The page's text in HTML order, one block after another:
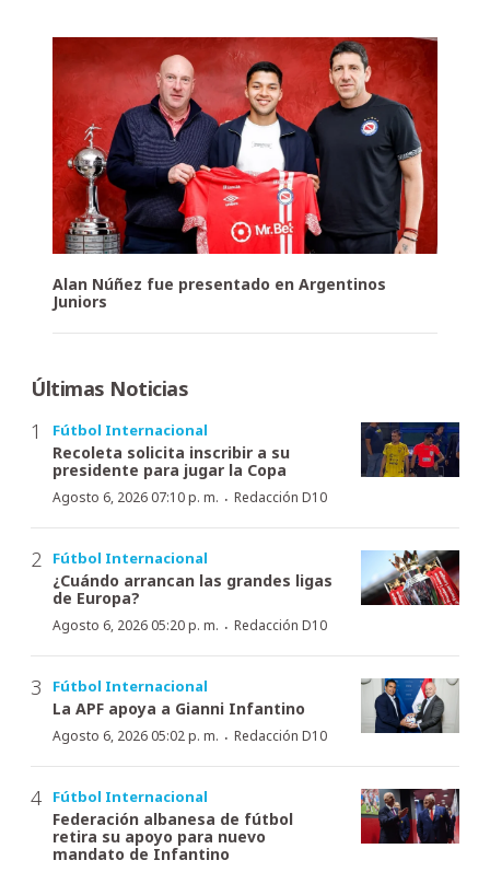
Alan Núñez fue presentado en Argentinos
Juniors
Últimas Noticias
Fútbol Internacional
Recoleta solicita inscribir a su
presidente para jugar la Copa
Agosto 6, 2026 07:10 p. m. · Redacción D10
Fútbol Internacional
¿Cuándo arrancan las grandes ligas
de Europa?
Agosto 6, 2026 05:20 p. m. · Redacción D10
Fútbol Internacional
La APF apoya a Gianni Infantino
Agosto 6, 2026 05:02 p. m. · Redacción D10
Fútbol Internacional
Federación albanesa de fútbol
retira su apoyo para nuevo
mandato de Infantino